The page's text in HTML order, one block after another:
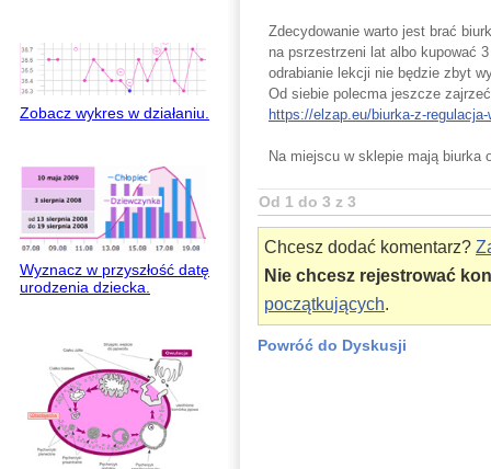
Zobacz wykres w działaniu.
Wyznacz w przyszłość datę
urodzenia dziecka.
Zdecydowanie warto jest brać
na psrzestrzeni lat albo kupować
odrabianie lekcji nie będzie zbyt
Od siebie polecma jeszcze
https://elzap.eu/biurka-z-
Na miejscu w sklepie mają biurka
Od 1 do 3 z 3
Chcesz dodać komentarz?
Nie chcesz rejestrować
początkujących.
Powróć do Dyskusji